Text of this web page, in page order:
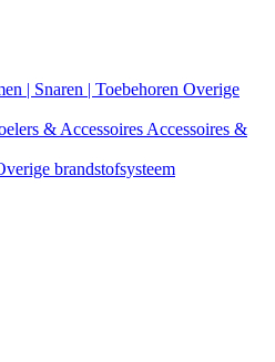
| Snaren | Toebehoren Overige
& Accessoires Accessoires &
brandstofsysteem